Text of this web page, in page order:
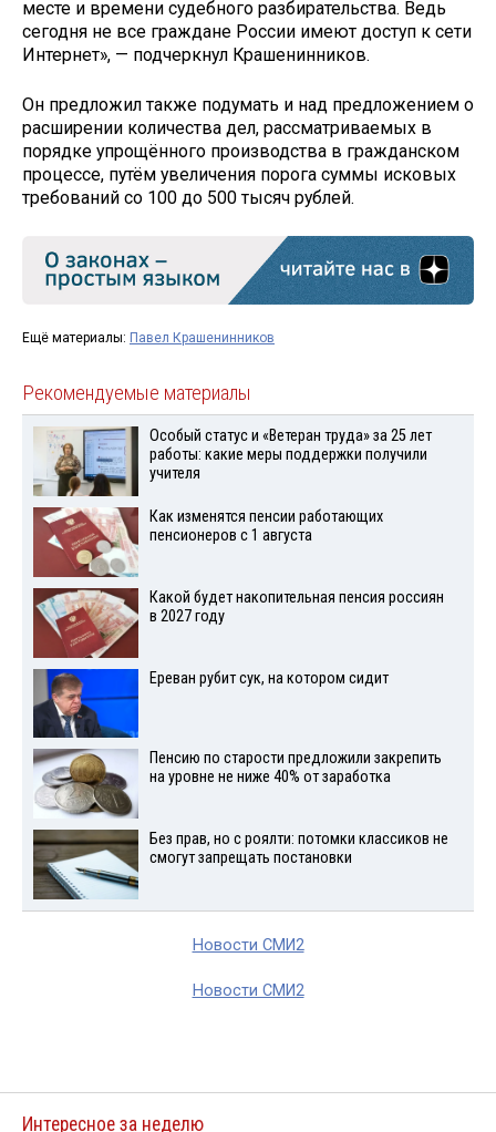
месте и времени судебного разбирательства. Ведь
сегодня не все граждане России имеют доступ к сети
Интернет», — подчеркнул Крашенинников.
Он предложил также подумать и над предложением о
расширении количества дел, рассматриваемых в
порядке упрощённого производства в гражданском
процессе, путём увеличения порога суммы исковых
требований со 100 до 500 тысяч рублей.
Ещё материалы: Павел Крашенинников
Рекомендуемые материалы
Особый статус и «Ветеран труда» за 25 лет
работы: какие меры поддержки получили
учителя
Как изменятся пенсии работающих
пенсионеров с 1 августа
Какой будет накопительная пенсия россиян
в 2027 году
Ереван рубит сук, на котором сидит
Пенсию по старости предложили закрепить
на уровне не ниже 40% от заработка
Без прав, но с роялти: потомки классиков не
смогут запрещать постановки
Новости СМИ2
Новости СМИ2
Интересное за неделю